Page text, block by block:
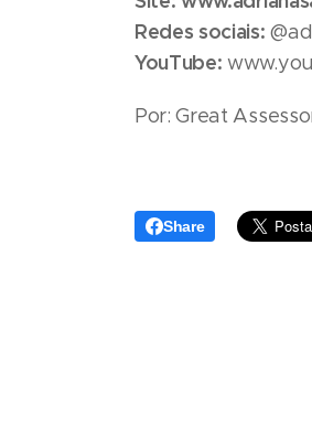
Redes sociais:
YouTube:
Por: Great
Share